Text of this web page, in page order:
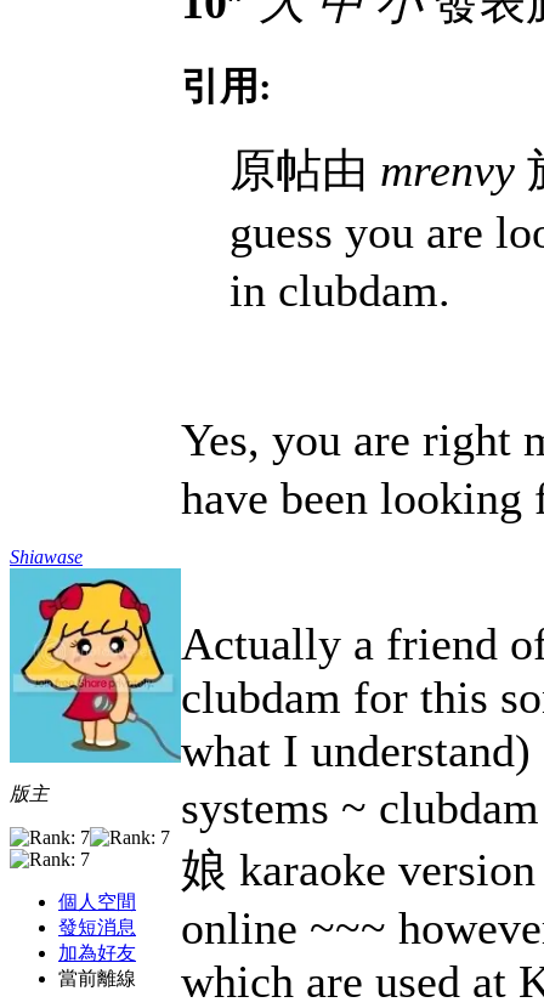
Shiawase
版主
個人空間
發短消息
加為好友
當前離線
引用:
原帖由 mrenvy
guess you are
in clubdam.
Yes, you are
have been looking
Actually a friend
clubdam for this
what I
systems ~
娘 karaoke
online ~~~
which are used at